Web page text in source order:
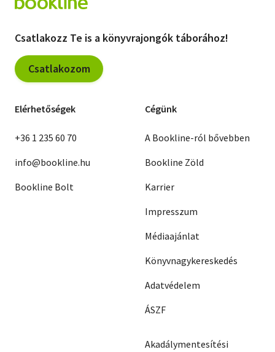
Csatlakozz Te is a könyvrajongók táborához!
Csatlakozom
Elérhetőségek
+36 1 235 60 70
info@bookline.hu
Bookline Bolt
Cégünk
A Bookline-ról bővebben
Bookline Zöld
Karrier
Impresszum
Médiaajánlat
Könyvnagykereskedés
Adatvédelem
ÁSZF
Akadálymentesítési